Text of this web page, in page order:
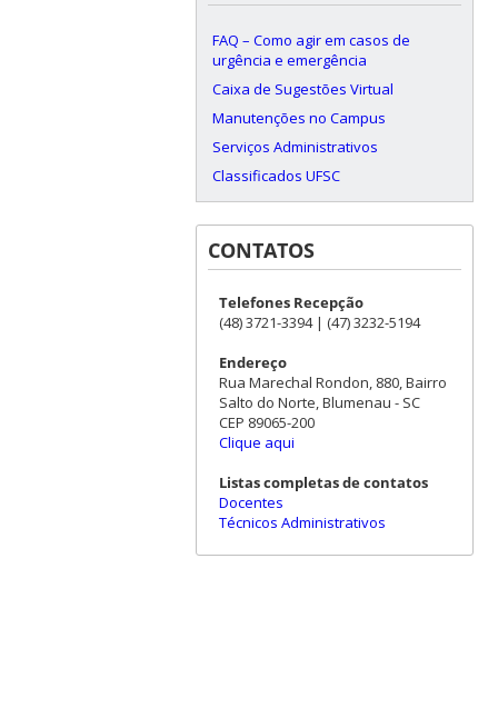
FAQ – Como agir em casos de
urgência e emergência
Caixa de Sugestões Virtual
Manutenções no Campus
Serviços Administrativos
Classificados UFSC
CONTATOS
Telefones Recepção
(48) 3721-3394 | (47) 3232-5194
Endereço
Rua Marechal Rondon, 880, Bairro
Salto do Norte, Blumenau - SC
CEP 89065-200
Clique aqui
Listas completas de contatos
Docentes
Técnicos Administrativos